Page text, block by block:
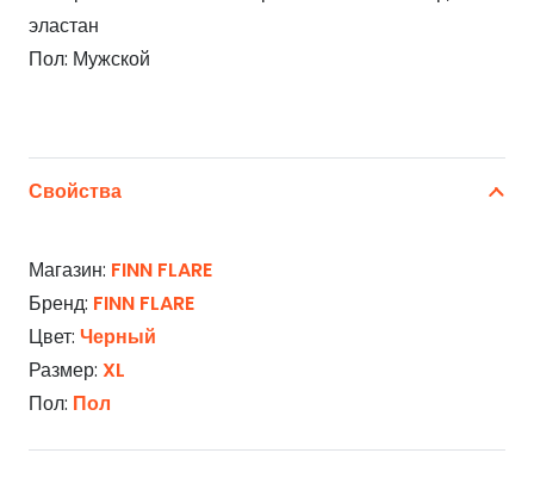
эластан
Пол: Мужской
Свойства
Магазин: FINN FLARE
Бренд: FINN FLARE
Цвет: Черный
Размер: XL
Пол: Пол